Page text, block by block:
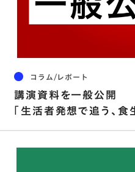
コラム/レポート
講演資料を⼀般公開
「⽣活者発想で追う､⾷